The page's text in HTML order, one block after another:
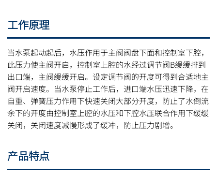
工作原理
当水泵起动起后，水压作用于主阀阀盘下面和控制室下腔，
此压力使主阀开启，控制室上腔的水经过调节阀B缓缓排到
出口端，主阀缓缓开启。设定调节阀的开度可得到合适地主
阀开启速度。当水泵停止工作后，进口端水压迅速下降，在
自重、弹簧压力作用下快速关闭大部分开度，防止了水倒流
余下的开度由控制室上腔的水压和下腔水压联合作用下缓缓
关闭，关闭速度减慢形成了缓冲，防止压力剧增。
产品特点